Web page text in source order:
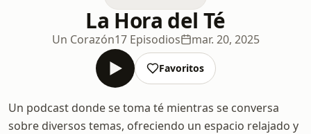
La Hora del Té
Un Corazón17 Episodios mar. 20, 2025
Favoritos
Un podcast donde se toma té mientras se conversa
sobre diversos temas, ofreciendo un espacio relajado y